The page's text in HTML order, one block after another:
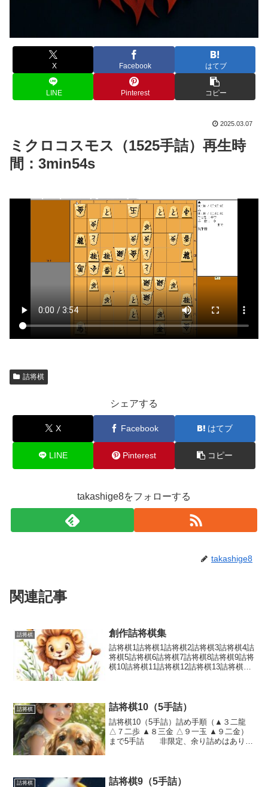
X Facebook はてブ
LINE Pinterest コピー
2025.03.07
ミクロコスモス（1525手詰）再生時
間：3min54s
詰将棋
シェアする
X Facebook はてブ
LINE Pinterest コピー
takashige8をフォローする
takashige8
関連記事
詰将棋 創作詰将棋集
詰将棋1詰将棋1詰将棋2詰将棋3詰将棋4詰
将棋5詰将棋6詰将棋7詰将棋8詰将棋9詰将
棋10詰将棋11詰将棋12詰将棋13詰将棋14
詰将棋 詰将棋10（5手詰）
詰将棋10（5手詰）詰め手順（▲３二龍
△７二歩 ▲８三金 △９一玉 ▲９二金）
まで5手詰 非限定、余り詰めはありま
詰将棋 詰将棋9（5手詰）